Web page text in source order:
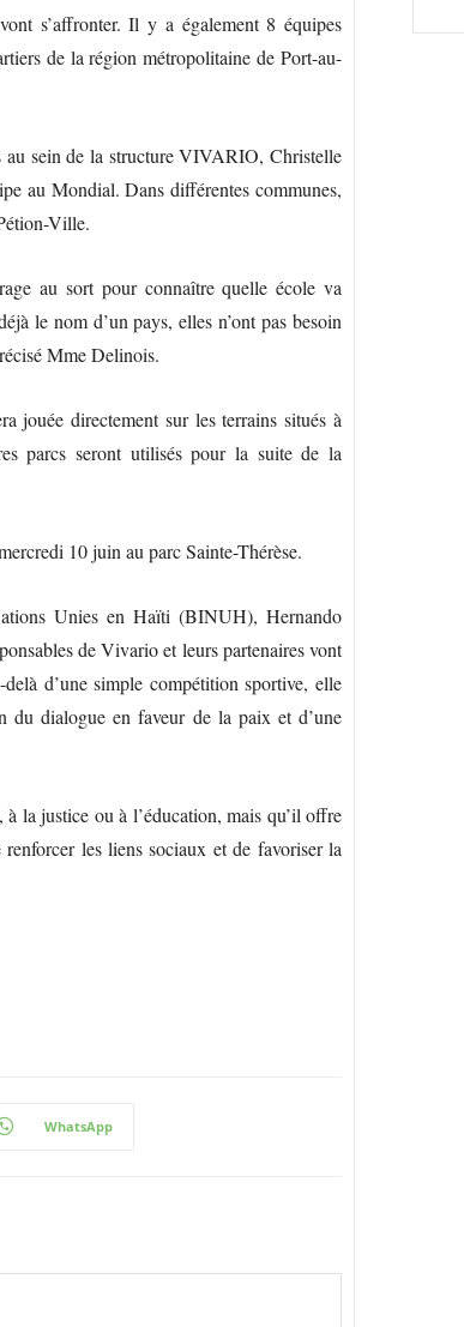
s’affronter. Il y a également 8 équipes
de la région métropolitaine de Port-au-
au sein de la structure VIVARIO, Christelle
au Mondial. Dans différentes communes,
Ville.
au sort pour connaître quelle école va
le nom d’un pays, elles n’ont pas besoin
Mme Delinois.
jouée directement sur les terrains situés à
parcs seront utilisés pour la suite de la
10 juin au parc Sainte-Thérèse.
Unies en Haïti (BINUH), Hernando
de Vivario et leurs partenaires vont
d’une simple compétition sportive, elle
du dialogue en faveur de la paix et d’une
la justice ou à l’éducation, mais qu’il offre
les liens sociaux et de favoriser la
WhatsApp